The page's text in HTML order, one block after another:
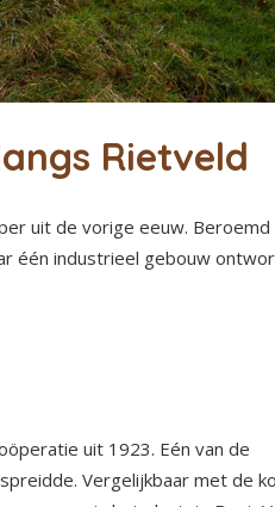
Rietveld
uit de vorige eeuw. Beroemd
één industrieel gebouw
uit 1923. Eén van de
Vergelijkbaar met de